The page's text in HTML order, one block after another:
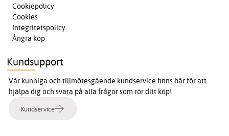
Cookiepolicy
Cookies
Integritetspolicy
Ångra köp
Kundsupport
Vår kunniga och tillmötesgående kundservice finns här för att
hjälpa dig och svara på alla frågor som rör ditt köp!
Kundservice